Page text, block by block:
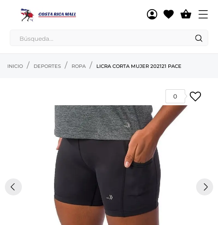

INICIO DEPORTES ROPA LICRA CORTA MUJER 202121 PACE
0